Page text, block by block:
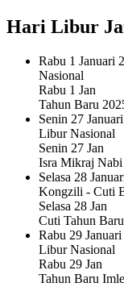
Hari Libur
Rabu 1 Januari
Nasional
Rabu 1 Jan
Tahun Baru
Senin 27
Libur Nasional
Senin 27 Jan
Isra Mikraj
Selasa 28
Kongzili - Cuti
Selasa 28 Jan
Cuti Tahun
Rabu 29
Libur Nasional
Rabu 29 Jan
Tahun Baru